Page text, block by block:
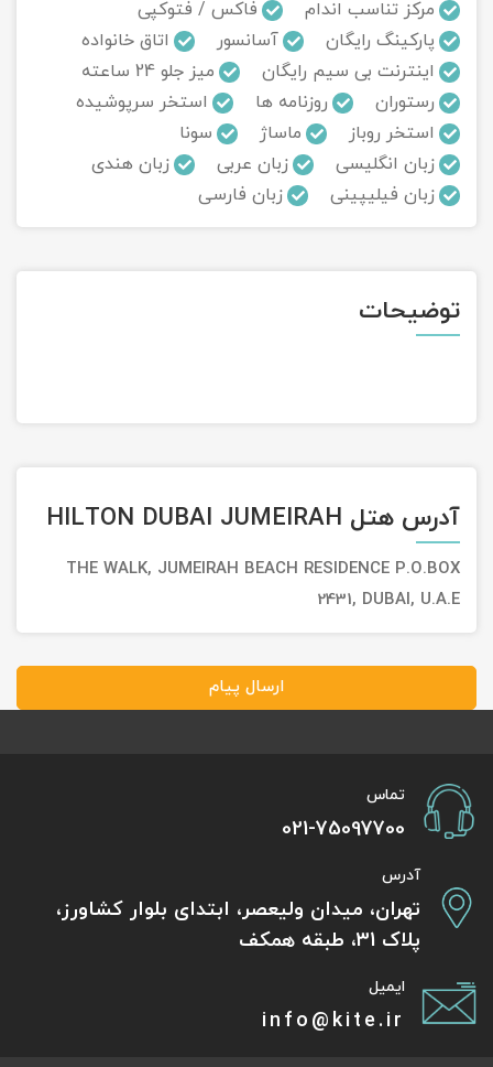
مرکز تناسب اندام
فاکس / فتوکپی
پارکینگ رایگان
آسانسور
اتاق خانواده
اینترنت بی سیم رایگان
میز جلو 24 ساعته
رستوران
روزنامه ها
استخر سرپوشیده
استخر روباز
ماساژ
سونا
زبان انگلیسی
زبان عربی
زبان هندی
زبان فیلیپینی
زبان فارسی
توضیحات
آدرس هتل HILTON DUBAI JUMEIRAH
THE WALK, JUMEIRAH BEACH RESIDENCE P.O.BOX
2431, DUBAI, U.A.E
ارسال پیام
تماس
021-75097700
آدرس
تهران، میدان ولیعصر، ابتدای بلوار کشاورز،
پلاک 31، طبقه همکف
ایمیل
info@kite.ir
تور سوباتان
تور چابهار
تور مرداب هسل
تور کاشان
تور ترکمن صحرا